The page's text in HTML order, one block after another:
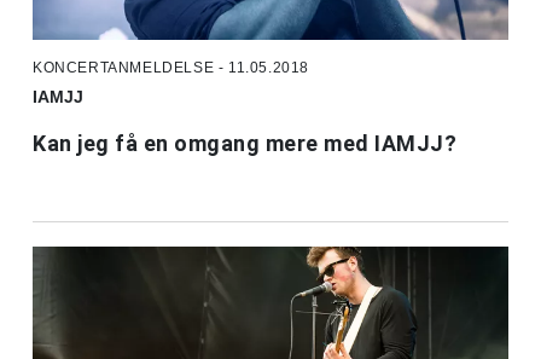
KONCERTANMELDELSE - 11.05.2018
IAMJJ
Kan jeg få en omgang mere med IAMJJ?